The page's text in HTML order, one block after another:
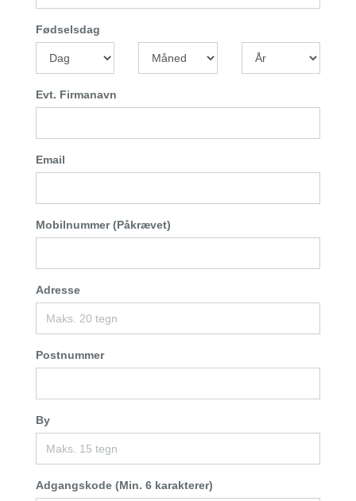
Fødselsdag
Evt. Firmanavn
Email
Mobilnummer (Påkrævet)
Adresse
Postnummer
By
Adgangskode (Min. 6 karakterer)